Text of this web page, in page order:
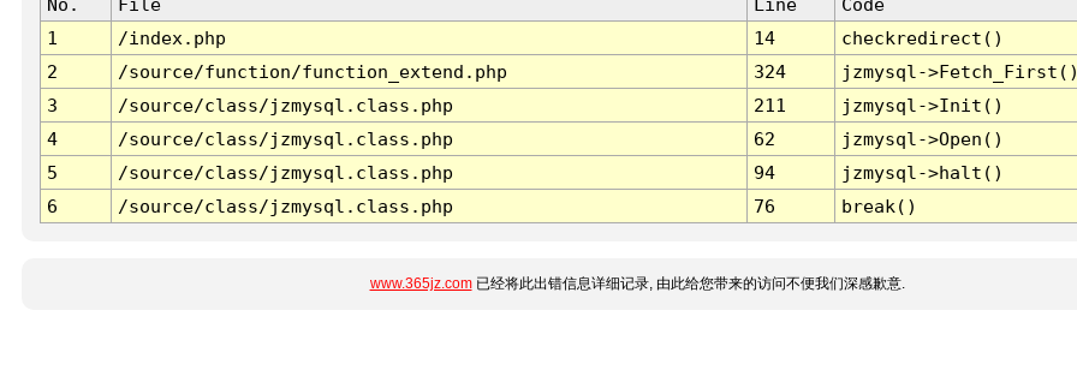
No. File Line
Code
1
/index.php 14
checkredirect()
2
/source/function/function_extend.php 324
jzmysql-
3
/source/class/jzmysql.class.php 211
jzmysql->Init()
4
/source/class/jzmysql.class.php 62
jzmysql->Open()
5
/source/class/jzmysql.class.php 94
jzmysql->halt()
6
/source/class/jzmysql.class.php 76 break()
www.365jz.com已经将此出错信息详细记录, 由此给您带来的访问不便我们深感歉意.